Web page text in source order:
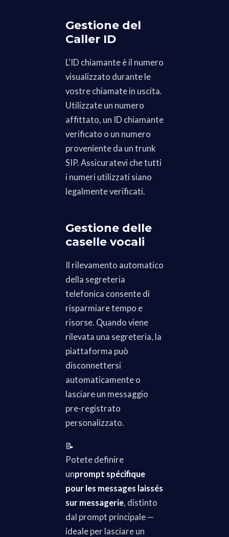
Gestione del
Caller ID
L'ID chiamante è il numero
visualizzato durante le
vostre chiamate in uscita.
Utilizzate un numero
affittato, un ID chiamante
verificato o un numero
proveniente da un trunk
SIP. Assicuratevi che tutti
i numeri utilizzati siano
legalmente verificati.
Gestione delle
caselle vocali
Il rilevamento automatico
della segreteria
telefonica consente di
risparmiare tempo e
risorse. Quando viene
rilevata una segreteria, la
piattaforma può
disconnettersi
automaticamente o
lasciare un messaggio
pre-registrato
personalizzato.
📝
Potete definire
unprompt spécifique
pour les messages laissés
sur messagerie, distinto
dal prompt principale —
ideale per lasciare un